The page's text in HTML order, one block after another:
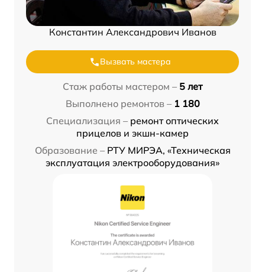
Константин Александрович Иванов
Вызвать мастера
Стаж работы мастером – 5 лет
Выполнено ремонтов – 1 180
Специализация – ремонт оптических
прицелов и экшн-камер
Образование – РТУ МИРЭА, «Техническая
эксплуатация электрооборудования»